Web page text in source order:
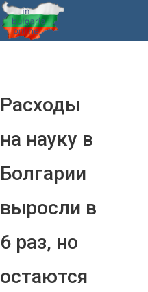
Расходы
на науку в
Болгарии
выросли в
6 раз, но
остаются